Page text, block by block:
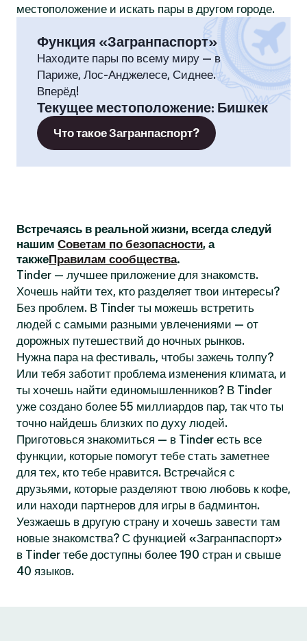
местоположение и искать пары в другом городе.
Функция «Загранпаспорт»
Находите пары по всему миру — в
Париже, Лос-Анджелесе, Сиднее.
Вперёд!
Текущее местоположение: Бишкек
Что такое Загранпаспорт?
Встречаясь в реальной жизни, всегда следуй
нашим Советам по безопасности, а
такжеПравилам сообщества.
Tinder — лучшее приложение для знакомств.
Хочешь найти тех, кто разделяет твои интересы?
Без проблем. В Tinder ты можешь встретить
людей с самыми разными увлечениями — от
дорожных путешествий до ночных рынков.
Нужна пара на фестиваль, чтобы зажечь толпу?
Или тебя заботит проблема изменения климата, и
ты хочешь найти единомышленников? В Tinder
уже создано более 55 миллиардов пар, так что ты
точно найдешь близких по духу людей.
Приготовься знакомиться — в Tinder есть все
функции, которые помогут тебе стать заметнее
для тех, кто тебе нравится. Встречайся с
друзьями, которые разделяют твою любовь к кофе,
или находи партнеров для игры в бадминтон.
Уезжаешь в другую страну и хочешь завести там
новые знакомства? С функцией «Загранпаспорт»
в Tinder тебе доступны более 190 стран и свыше
40 языков.